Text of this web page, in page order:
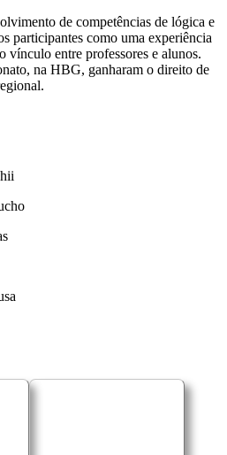
de competências de lógica e
participantes como uma experiência
vínculo entre professores e alunos.
na HBG, ganharam o direito de